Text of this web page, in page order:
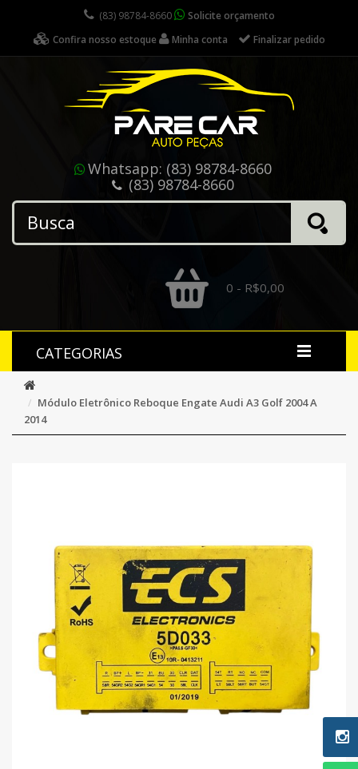
(83) 98784-8660
Solicite orçamento
Confira nosso estoque
Minha conta Finalizar pedido
Whatsapp: (83) 98784-8660
(83) 98784-8660
0 - R$0,00
CATEGORIAS
Módulo Eletrônico Reboque Engate Audi A3 Golf 2004 A
2014